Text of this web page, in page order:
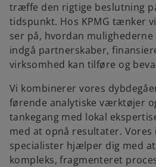
træffe den rigtige beslutning
tidspunkt. Hos KPMG tænker
ser på, hvordan
indgå partnerskaber,
virksomhed kan tilføre og
Vi kombinerer vores
førende analytiske værktøjer
tankegang med lokal
med at opnå resultater.
specialister hjælper dig med
kompleks, fragmenteret